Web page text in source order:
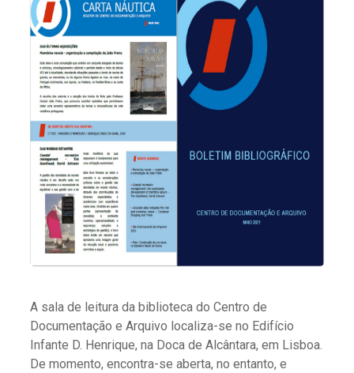
A sala de leitura da biblioteca do Centro de
Documentação e Arquivo localiza-se no Edifício
Infante D. Henrique, na Doca de Alcântara, em Lisboa.
De momento, encontra-se aberta, no entanto, e